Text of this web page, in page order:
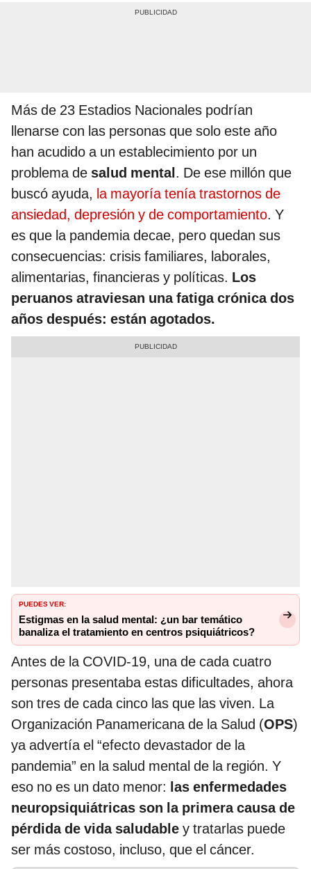
Más de 23 Estadios Nacionales podrían
llenarse con las personas que solo este año
han acudido a un establecimiento por un
problema de salud mental. De ese millón que
buscó ayuda, la mayoría tenía trastornos de
ansiedad, depresión y de comportamiento. Y
es que la pandemia decae, pero quedan sus
consecuencias: crisis familiares, laborales,
alimentarias, financieras y políticas. Los
peruanos atraviesan una fatiga crónica dos
años después: están agotados.
PUEDES VER:
Estigmas en la salud mental: ¿un bar temático
banaliza el tratamiento en centros psiquiátricos?
Antes de la COVID-19, una de cada cuatro
personas presentaba estas dificultades, ahora
son tres de cada cinco las que las viven. La
Organización Panamericana de la Salud (OPS)
ya advertía el “efecto devastador de la
pandemia” en la salud mental de la región. Y
eso no es un dato menor: las enfermedades
neuropsiquiátricas son la primera causa de
pérdida de vida saludable y tratarlas puede
ser más costoso, incluso, que el cáncer.